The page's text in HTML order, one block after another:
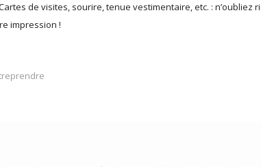
de visites, sourire, tenue vestimentaire, etc. : n’oubliez
impression !